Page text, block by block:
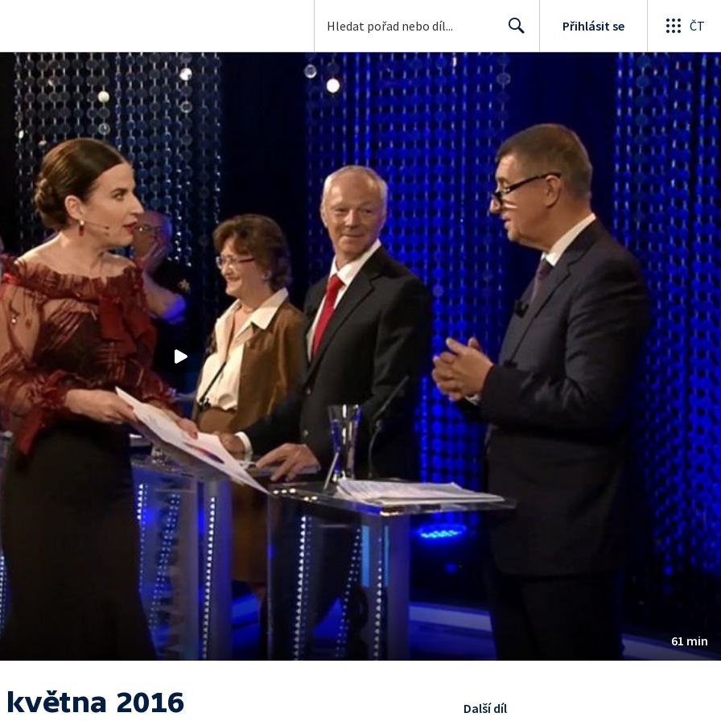
Search
Přihlásit se ČT
61 min
května 2016 Další díl